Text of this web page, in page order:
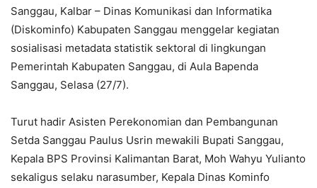
Sanggau, Kalbar – Dinas Komunikasi dan Informatika
(Diskominfo) Kabupaten Sanggau menggelar kegiatan
sosialisasi metadata statistik sektoral di lingkungan
Pemerintah Kabupaten Sanggau, di Aula Bapenda
Sanggau, Selasa (27/7).
Turut hadir Asisten Perekonomian dan Pembangunan
Setda Sanggau Paulus Usrin mewakili Bupati Sanggau,
Kepala BPS Provinsi Kalimantan Barat, Moh Wahyu Yulianto
sekaligus selaku narasumber, Kepala Dinas Kominfo